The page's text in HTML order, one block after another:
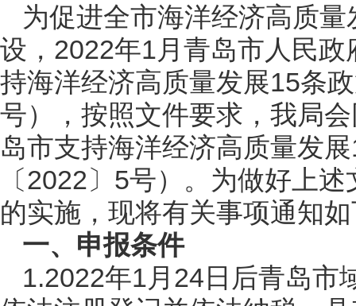
为促进全市海洋经济高质
设，2022年1月青岛市人民
持海洋经济高质量发展15条
号），按照文件要求，我局
岛市支持海洋经济高质量发
〔2022〕5号）。为做好上
的实施，现将有关事项通知
一、申报条件
1.2022年1月24日后青岛市